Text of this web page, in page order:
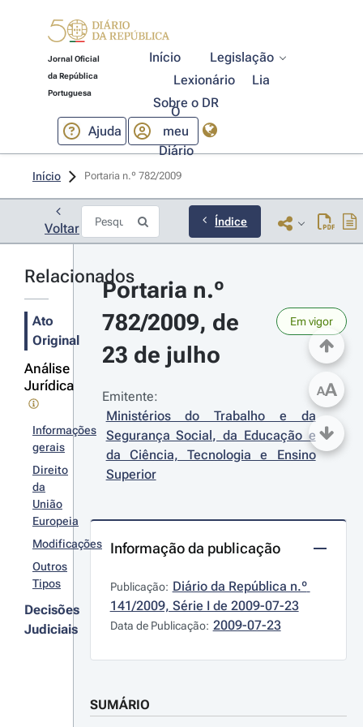
Jornal Oficial
da República
Portuguesa
Início
Legislação
Lexionário
Lia
Sobre o DR
Ajuda
O
meu
Diário
Início Portaria n.º 782/2009
Voltar Índice
Relacionados
Ato
Original
Análise
Jurídica
Informações
gerais
Direito
da
União
Europeia
Modificações
Outros
Tipos
Decisões
Judiciais
Portaria n.º
782/2009, de
23 de julho
Em vigor
Emitente:
Ministérios do Trabalho e da
Segurança Social, da Educação e
da Ciência, Tecnologia e Ensino
Superior
Informação da publicação
Publicação: Diário da República n.º
141/2009, Série I de 2009-07-23
Data de Publicação: 2009-07-23
SUMÁRIO
AA